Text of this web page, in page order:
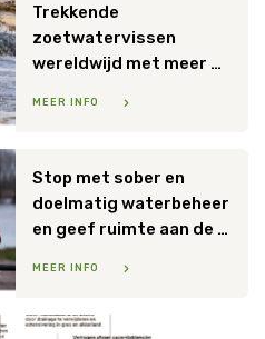
Trekkende
zoetwatervissen
wereldwijd met meer dan 80 procent afgenomen
MEER INFO
Stop met sober en
doelmatig waterbeheer
en geef ruimte aan de rivieren
MEER INFO